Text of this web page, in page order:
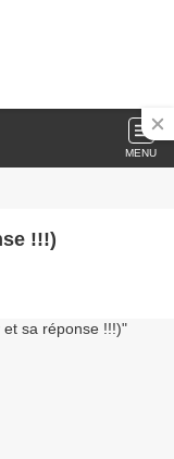
MENU
!!!)